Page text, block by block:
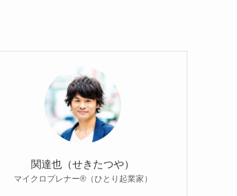
関達也（せきたつや）
マイクロプレナー®（ひとり起業家）